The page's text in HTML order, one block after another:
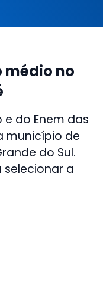
médio no
do Enem das
município de
do Sul.
selecionar a